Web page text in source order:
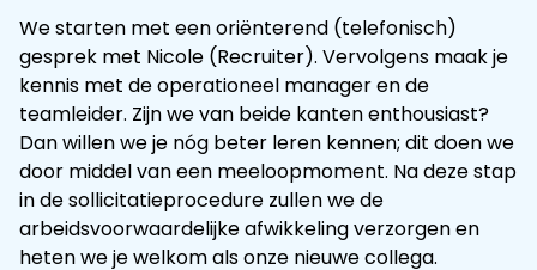
We starten met een oriënterend (telefonisch)
gesprek met Nicole (Recruiter). Vervolgens maak je
kennis met de operationeel manager en de
teamleider. Zijn we van beide kanten enthousiast?
Dan willen we je nóg beter leren kennen; dit doen we
door middel van een meeloopmoment. Na deze stap
in de sollicitatieprocedure zullen we de
arbeidsvoorwaardelijke afwikkeling verzorgen en
heten we je welkom als onze nieuwe collega.